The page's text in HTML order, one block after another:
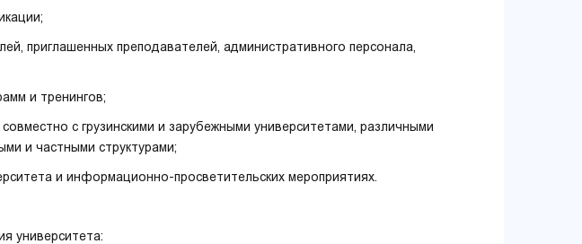
приглашенных преподавателей, административного персонала,
и тренингов;
с грузинскими и зарубежными университетами, различными
и частными структурами;
и информационно-просветительских мероприятиях.
университета: